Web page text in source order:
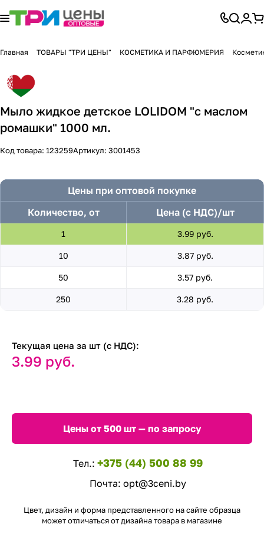
Главная ТОВАРЫ "ТРИ ЦЕНЫ" КОСМЕТИКА И ПАРФЮМЕРИЯ
Мыло жидкое детское LOLIDOM "с маслом
ромашки" 1000 мл.
Код товара: 123259Артикул: 3001453
Цены при оптовой покупке
Количество, от
Цена (с НДС)/шт
1 3.99 руб.
10 3.87 руб.
50 3.57 руб.
250 3.28 руб.
Текущая цена за шт (с НДС):
3.99 руб.
Цены от 500 шт — по запросу
Тел.: +375 (44) 500 88 99
Почта: opt@3ceni.by
Цвет, дизайн и форма представленного на сайте образца
может отличаться от дизайна товара в магазине